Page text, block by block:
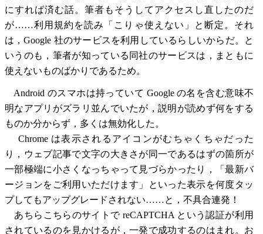
にすれば済む話。筆者もそうしてアクセスし直したのだ
が……利用規約を読み「こりゃ使えない」と断定。それ
は，Google 社のサービスを利用しているらしいからだ。と
いうのも，筆者が知っている同社のサービスは，まともに
使えないものばかりであるため。
Android のスマホは持っていて Google の名を含む意味不
明なアプリがズラリ並んでいたが，説明が読めず何をする
ものか分からず，多くは無効化した。
Chrome は表示されるアイコンがむちゃくちゃだった
り，ウェブ記事で文字の大きさが同一であるはずの箇所が
一部極端に小さくなっちゃって見づらかったり，「最新バ
ージョンをご利用いただけます」といった表示を何度タッ
プしてもアップグレードされない……と，不具合連発！
あちらこちらのサイトで reCAPTCHA という認証が利用
されているのを見かけるが，一発で成功するのはまれ。お